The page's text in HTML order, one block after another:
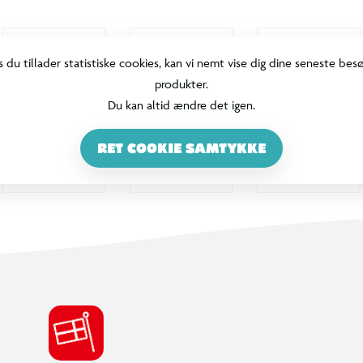
du tillader statistiske cookies, kan vi nemt vise dig dine seneste
produkter.
Du kan altid ændre det igen.
RET COOKIE SAMTYKKE